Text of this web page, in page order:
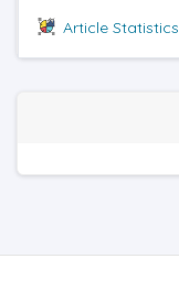
Article Statistics